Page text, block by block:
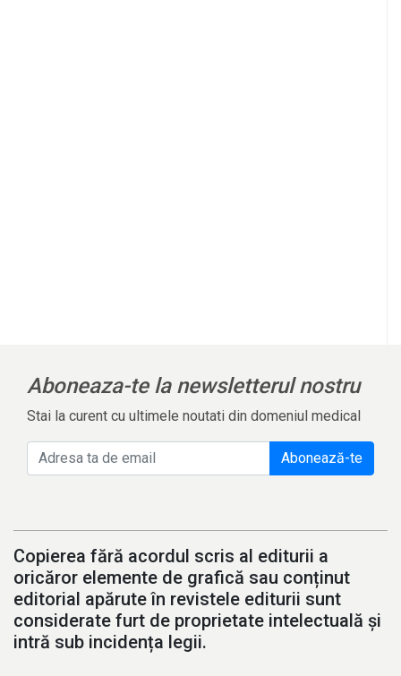
Aboneaza-te la newsletterul nostru
Stai la curent cu ultimele noutati din domeniul medical
Abonează-te
Copierea fără acordul scris al editurii a
oricăror elemente de grafică sau conținut
editorial apărute în revistele editurii sunt
considerate furt de proprietate intelectuală și
intră sub incidența legii.